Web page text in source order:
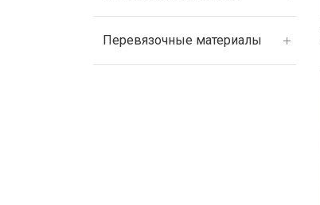
Перевязочные материалы